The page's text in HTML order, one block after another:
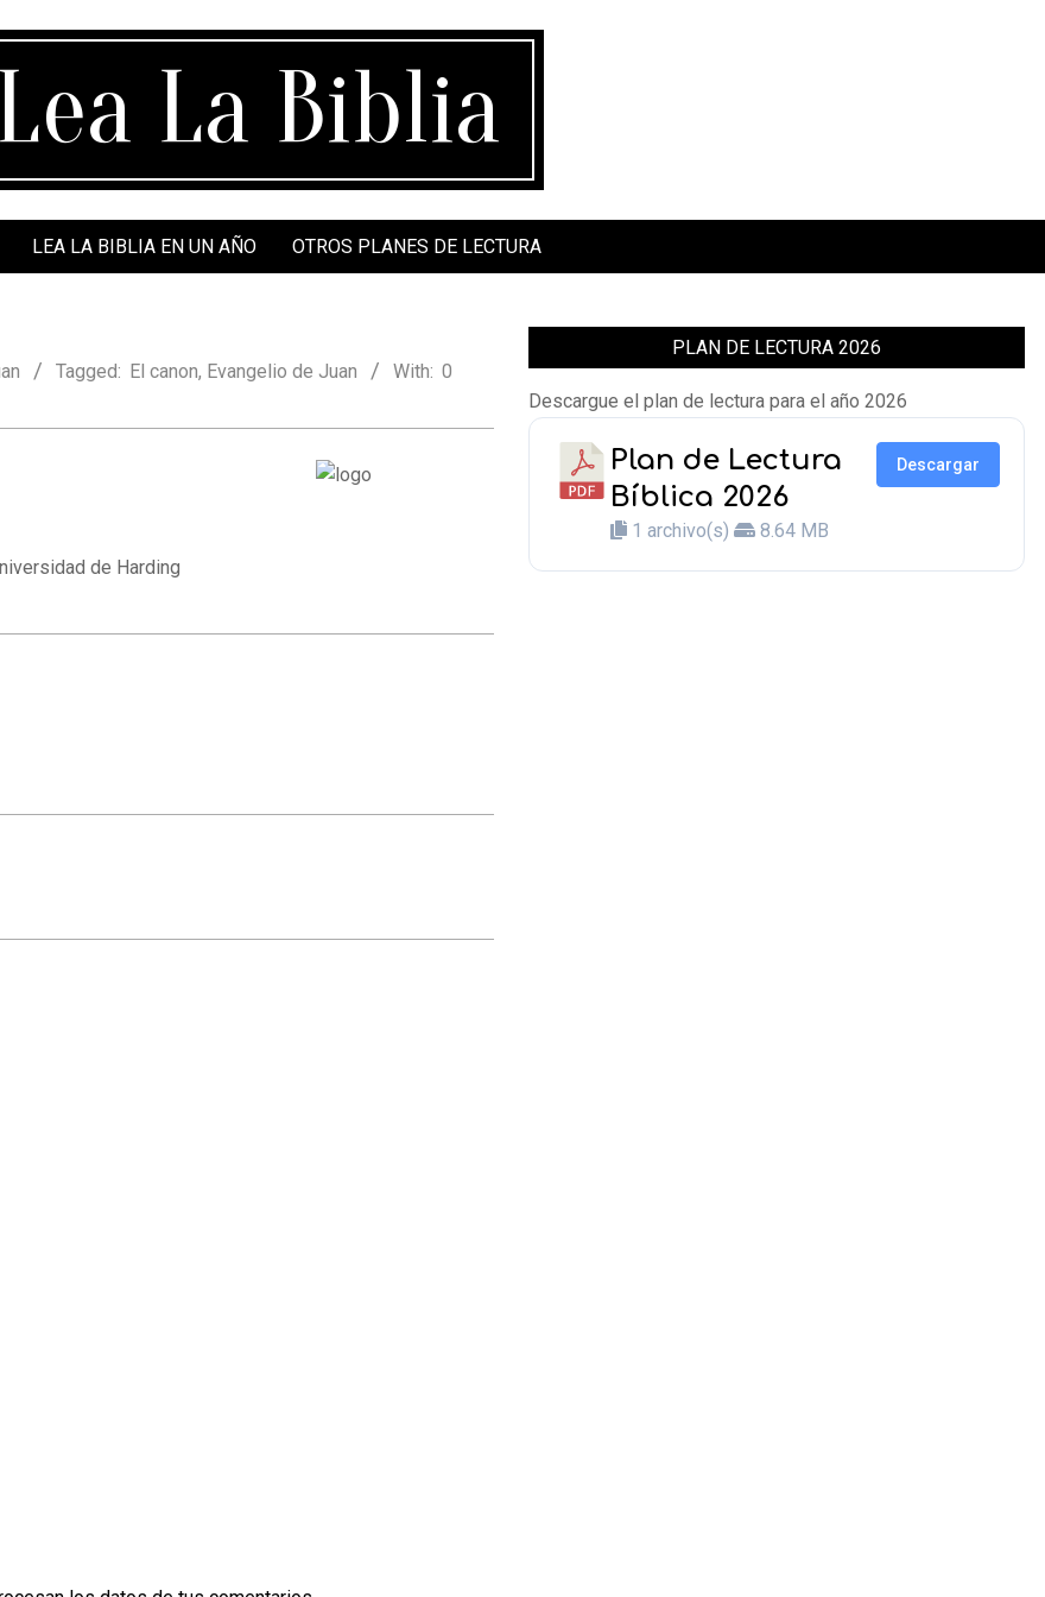
Lea La Biblia
LEA LA BIBLIA EN UN AÑO OTROS PLANES DE LECTURA
Tagged: El canon, Evangelio de Juan With: 0
de Harding
PLAN DE LECTURA 2026
Descargue el plan de lectura para el año 2026
Plan de Lectura
Bíblica 2026
1 archivo(s) 8.64 MB
Descargar